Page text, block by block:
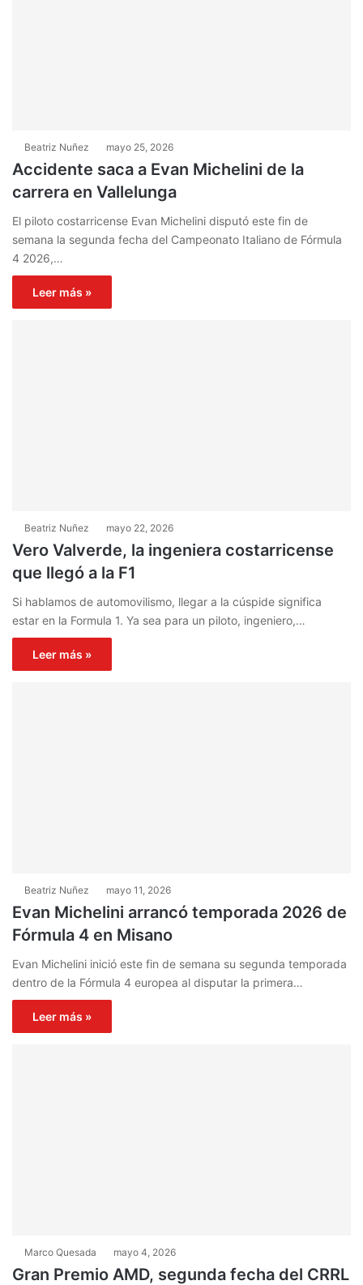
Beatriz Nuñez mayo 25, 2026
Accidente saca a Evan Michelini de la
carrera en Vallelunga
El piloto costarricense Evan Michelini disputó este fin de
semana la segunda fecha del Campeonato Italiano de Fórmula
4 2026,…
Leer más »
Beatriz Nuñez mayo 22, 2026
Vero Valverde, la ingeniera costarricense
que llegó a la F1
Si hablamos de automovilismo, llegar a la cúspide significa
estar en la Formula 1. Ya sea para un piloto, ingeniero,…
Leer más »
Beatriz Nuñez mayo 11, 2026
Evan Michelini arrancó temporada 2026 de
Fórmula 4 en Misano
Evan Michelini inició este fin de semana su segunda temporada
dentro de la Fórmula 4 europea al disputar la primera…
Leer más »
Marco Quesada mayo 4, 2026
Gran Premio AMD, segunda fecha del CRRL